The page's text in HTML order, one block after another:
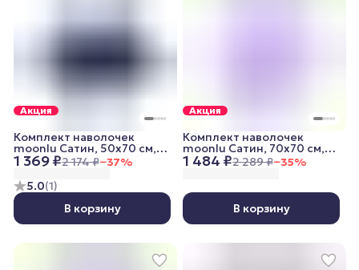
Акция
5.0(1)
1 369 ₽2 174 ₽−37%
Комплект наволочек
moonlu Сатин, 50x70 см,
темно-синий
В корзину
Акция
1 484 ₽2 289 ₽−35%
Комплект наволочек
moonlu Сатин, 70x70 см,
сиреневый
В корзину